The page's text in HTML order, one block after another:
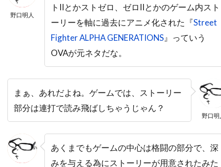
ニール・マクドノー
ニール・ミラー
ニール・メロン
ニール・ロス
ヌーノ・アントゥーンス
ネイサン・カヘイン
ネイサン・ギャンブル
ネリー・ベルフラワー
ノア・ワイリー
ノルディスク・フィルム
ノーマン・アルデン
ノーマン・フェル
ノーマン・ロイド
ノーラ・エフロン
ハイケ・マカッシュ
ハインツ・ヴァイス
野口明人
トIIとかストゼロ、ゼロIIとかのゲーム内スト
ーリーを軸に過去にアニメ化された『Street
Fighter ALPHA GENERATIONS』っていう
OVAが元ネタだな。
野口明
まぁ、あれだよね。ゲームでは、ストーリー
部分は連打で読み飛ばしちゃうじゃん？
あくまでもゲームの中心は格闘の部分で、深
みを与える為にストーリーが用意されたみた